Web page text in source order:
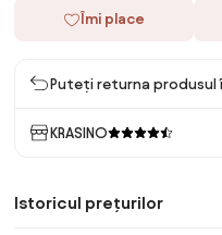
Îmi place
Puteți returna produsul
KRASINO
Istoricul prețurilor